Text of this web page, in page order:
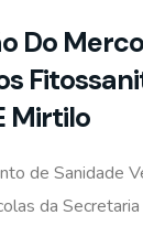
Do
Mirtilo
de Sanidade
da